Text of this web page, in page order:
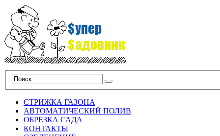
СТРИЖКА ГАЗОНА
АВТОМАТИЧЕСКИЙ ПОЛИВ
ОБРЕЗКА САДА
КОНТАКТЫ